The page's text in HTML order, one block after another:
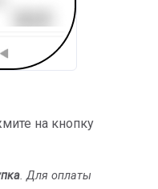
на кнопку
. Для оплаты